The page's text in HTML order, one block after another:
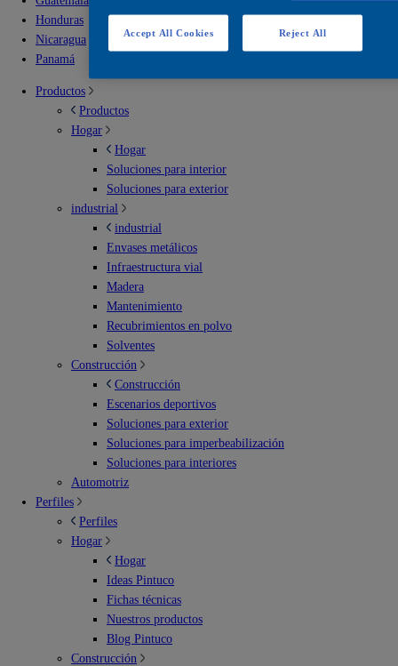
Honduras
Nicaragua
Panamá
Productos
Productos
Hogar
Hogar
Soluciones para interior
Soluciones para exterior
industrial
industrial
Envases metálicos
Infraestructura vial
Madera
Mantenimiento
Recubrimientos en polvo
Solventes
Construcción
Construcción
Escenarios deportivos
Soluciones para exterior
Soluciones para imperbeabilización
Soluciones para interiores
Automotriz
Perfiles
Perfiles
Hogar
Hogar
Ideas Pintuco
Fichas técnicas
Nuestros productos
Blog Pintuco
Construcción
Reject All
Accept All Cookies